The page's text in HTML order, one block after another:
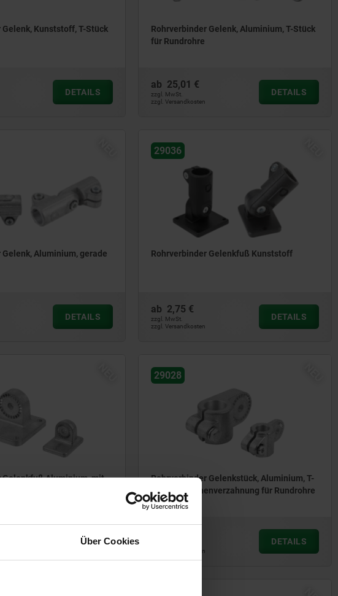
Über Cookies
Kunststoff, T-Stück
DETAILS
Rohrverbinder Gelenk, Aluminium, T-Stück
für Rundrohre
ab 25,01 €
zzgl. MwSt.
zzgl. Versandkosten
DETAILS
Aluminium, gerade
DETAILS
29036
Rohrverbinder Gelenkfuß Kunststoff
ab 2,75 €
zzgl. MwSt.
zzgl. Versandkosten
DETAILS
Gelenkfuß Aluminium, mit
DETAILS
29028
Rohrverbinder Gelenkstück, Aluminium, T-
Stück, mit Innenverzahnung für Rundrohre
zzgl. Versandkosten
DETAILS